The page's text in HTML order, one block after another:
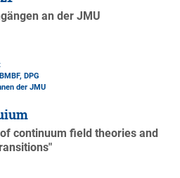
an der JMU
DPG
der JMU
continuum field theories and